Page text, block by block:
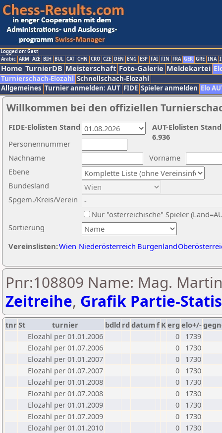
Logged on: Gast
Arabic ARM AZE BIH BUL CAT CHN CRO CZE DEN ENG ESP FAI FIN FRA GER GRE INA
Home TurnierDB Meisterschaft Foto-Galerie Meldekartei
Turnierschach-Elozahl Schnellschach-Elozahl
Allgemeines Turnier anmelden: AUT FIDE Spieler anmelden Elo
Willkommen bei den offiziellen
Nachname
Vorname
Ebene
Sortierung
Personennummer
Bundesland
Spgem./Kreis/Verein
Nur "österreichische" Spieler
Vereinslisten:Wien Niederösterreich Burgenland
AUT-Elolisten
6.936
FIDE-Elolisten Stand
Pnr:108809 Name: Mag.
Zeitreihe, Grafik Partie-
tnrSt turnier bdld rd datumf Kerg elo+/-
Elozahl per 01.01.2006
0
1739
Elozahl per 01.07.2006
0
1730
Elozahl per 01.01.2007
0
1730
Elozahl per 01.07.2007
0
1730
Elozahl per 01.01.2008
0
1730
Elozahl per 01.07.2008
0
1730
Elozahl per 01.01.2009
0
1730
Elozahl per 01.07.2009
0
1730
Elozahl per 01.01.2010
0
1730